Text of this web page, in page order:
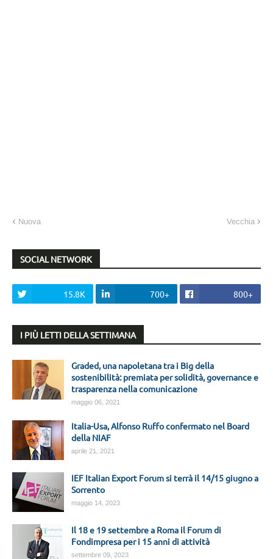
Nuova Vecchia
SOCIAL NETWORK
15.8K 700+ 800+
I PIÙ LETTI DELLA SETTIMANA
Graded, una napoletana tra i Big della
sostenibilità: premiata per solidità, governance e
trasparenza nella comunicazione
maggio 06, 2021
Italia-Usa, Alfonso Ruffo confermato nel Board
della NIAF
aprile 21, 2021
IEF Italian Export Forum si terrà il 14/15 giugno a
Sorrento
maggio 14, 2023
Il 18 e 19 settembre a Roma il Forum di
Fondimpresa per i 15 anni di attività
settembre 09, 2023